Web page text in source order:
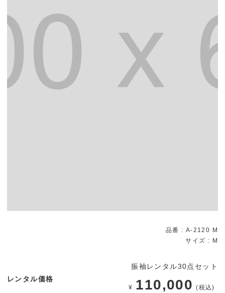
品番 : A-2120 M
サイズ : M
レンタル価格
振袖レンタル30点セット
¥ 110,000 (税込)